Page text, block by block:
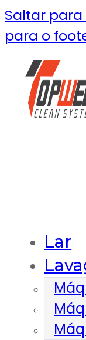
Saltar
para o
Lar